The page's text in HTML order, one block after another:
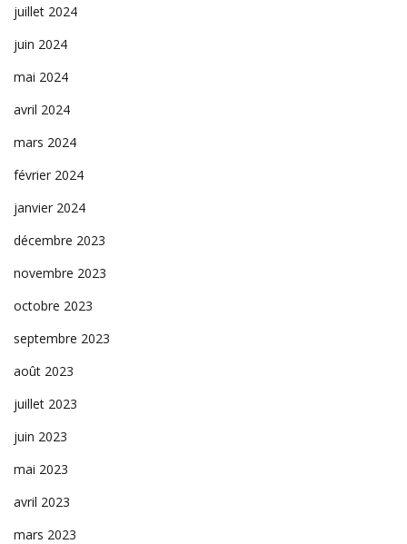
juillet 2024
juin 2024
mai 2024
avril 2024
mars 2024
février 2024
janvier 2024
décembre 2023
novembre 2023
octobre 2023
septembre 2023
août 2023
juillet 2023
juin 2023
mai 2023
avril 2023
mars 2023